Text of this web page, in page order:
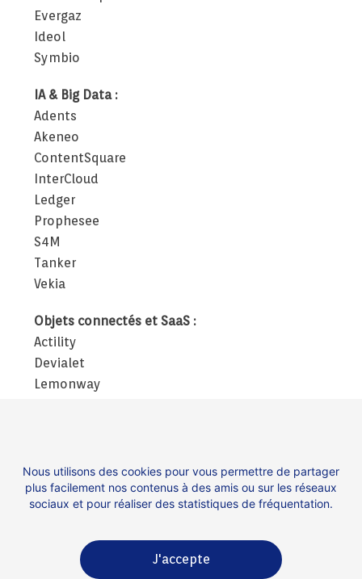
Evergaz
Ideol
Symbio
IA & Big Data :
Adents
Akeneo
ContentSquare
InterCloud
Ledger
Prophesee
S4M
Tanker
Vekia
Objets connectés et SaaS :
Actility
Devialet
Lemonway
Talentsoft
Voodoo
Wemanity
Nous utilisons des cookies pour vous permettre de partager
plus facilement nos contenus à des amis ou sur les réseaux
sociaux et pour réaliser des statistiques de fréquentation.
J'accepte